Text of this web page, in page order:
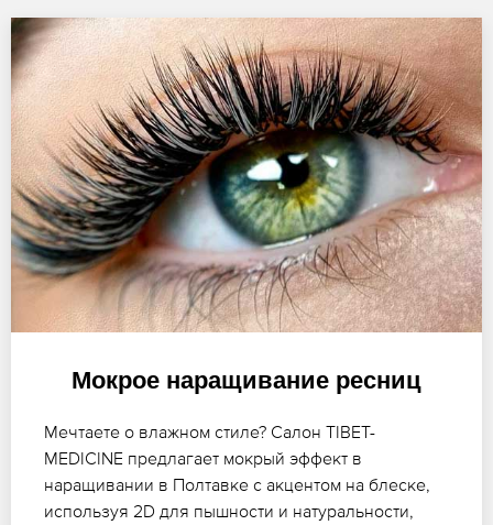
Мокрое наращивание ресниц
Мечтаете о влажном стиле? Салон TIBET-
MEDICINE предлагает мокрый эффект в
наращивании в Полтавке с акцентом на блеске,
используя 2D для пышности и натуральности,